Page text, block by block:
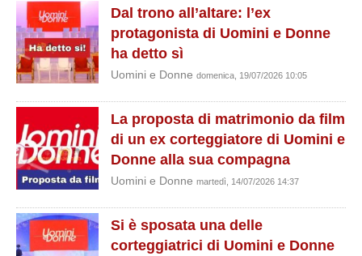
Dal trono all’altare: l’ex
protagonista di Uomini e Donne
ha detto sì
Uomini e Donne domenica, 19/07/2026 10:05
La proposta di matrimonio da film
di un ex corteggiatore di Uomini e
Donne alla sua compagna
Uomini e Donne martedì, 14/07/2026 14:37
Si è sposata una delle
corteggiatrici di Uomini e Donne